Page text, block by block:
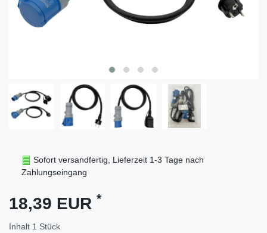
Sofort versandfertig, Lieferzeit 1-3 Tage nach
Zahlungseingang
18,39 EUR *
Inhalt 1 Stück